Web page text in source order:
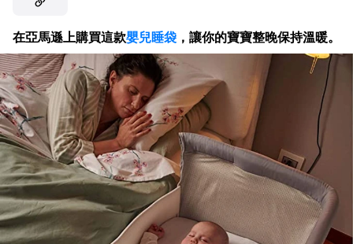
在亞馬遜上購買這款嬰兒睡袋 ，讓你的寶寶整晚保持溫暖。